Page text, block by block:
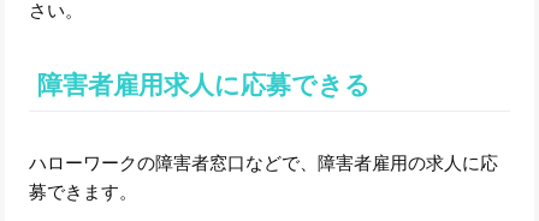
さい。
障害者雇用求人に応募できる
ハローワークの障害者窓口などで、障害者雇用の求人に応
募できます。